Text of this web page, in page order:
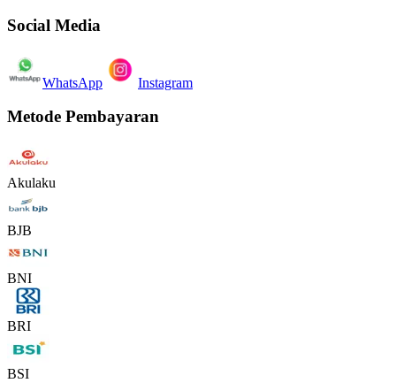
Social Media
WhatsApp Instagram
Metode Pembayaran
Akulaku
BJB
BNI
BRI
BSI